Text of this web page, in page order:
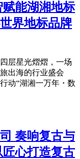
能湖湘地标
界地标品牌
层星光熠熠，一场
出海的行业盛会
动“湖湘一万年・数
奏响复古与
心打造复古